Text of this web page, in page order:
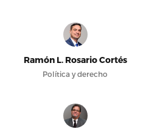
Ramón L. Rosario Cortés
Política y derecho